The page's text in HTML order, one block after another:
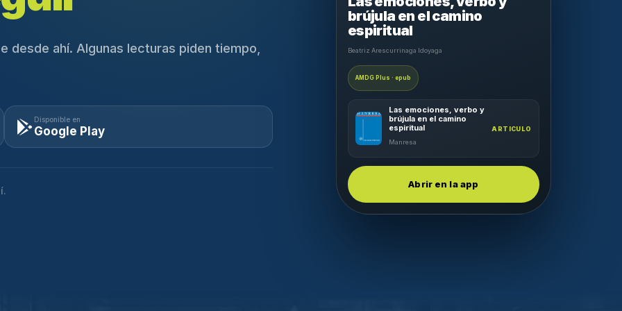
ahí. Algunas lecturas piden tiempo,
Disponible en
Google Play
brújula en el camino
espiritual
Beatriz Arescurrinaga Idoyaga
AMDG Plus · epub
Las emociones, verbo y
brújula en el camino
espiritual
Manresa
ARTICULO
Abrir en la app